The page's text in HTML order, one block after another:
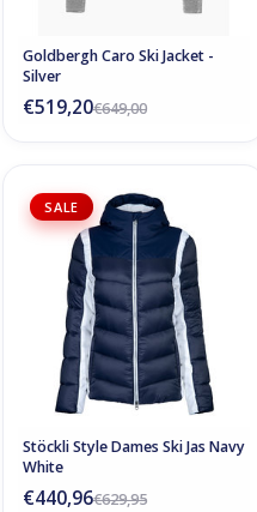
Goldbergh Caro Ski Jacket -
Silver
€649,00
€519,20
SALE
Stöckli Style Dames Ski Jas Navy
White
€629,95
€440,96